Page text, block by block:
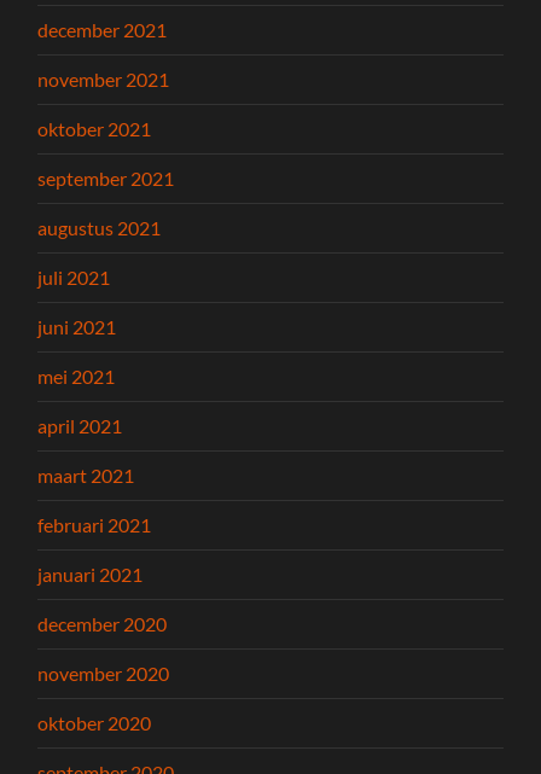
december 2021
november 2021
oktober 2021
september 2021
augustus 2021
juli 2021
juni 2021
mei 2021
april 2021
maart 2021
februari 2021
januari 2021
december 2020
november 2020
oktober 2020